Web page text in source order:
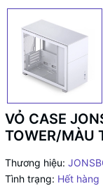
VỎ CASE
TOWER/MÀU
Thương hiệu:
Tình trạng: Hết hàng